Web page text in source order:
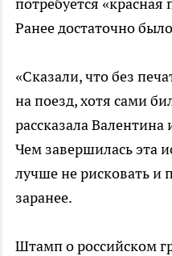
Ранее достаточно
«Сказали, что без
на поезд, хотя сами
рассказала
Чем завершилась эта
лучше не рисковать и
заранее.
Штамп о российском